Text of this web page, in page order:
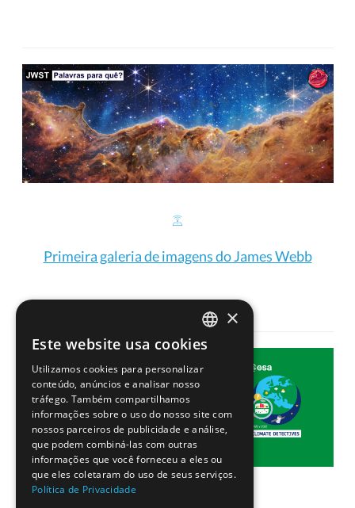
Primeira galeria de imagens do James Webb
PORTUGUESE
ENGLISH
×
Este website usa cookies
Utilizamos cookies para personalizar
conteúdo, anúncios e analisar nosso
tráfego. Também compartilhamos
informações sobre o uso do nosso site com
nossos parceiros de publicidade e análise,
que podem combiná-las com outras
informações que você forneceu a eles ou
que eles coletaram do uso de seus serviços.
Política de Privacidade